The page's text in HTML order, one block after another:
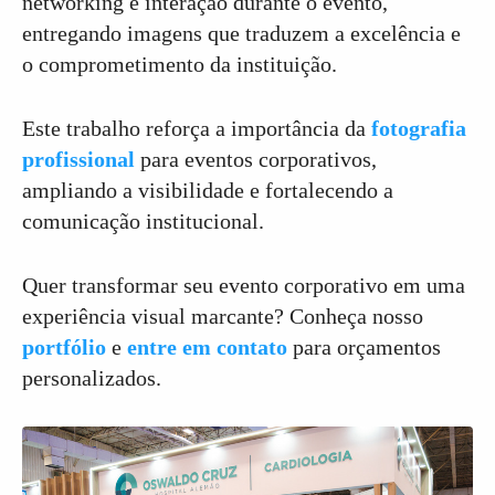
entregando imagens que traduzem a excelência e
o comprometimento da instituição.
Este trabalho reforça a importância da fotografia
profissional para eventos corporativos,
ampliando a visibilidade e fortalecendo a
comunicação institucional.
Quer transformar seu evento corporativo em uma
experiência visual marcante? Conheça nosso
portfólio e entre em contato para orçamentos
personalizados.